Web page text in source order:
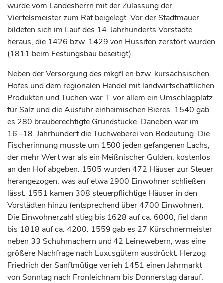
wurde vom Landesherrn mit der Zulassung der
Viertelsmeister zum Rat beigelegt. Vor der Stadtmauer
bildeten sich im Lauf des 14. Jahrhunderts Vorstädte
heraus, die 1426 bzw. 1429 von Hussiten zerstört wurden
(1811 beim Festungsbau beseitigt).
Neben der Versorgung des mkgfl.en bzw. kursächsischen
Hofes und dem regionalen Handel mit landwirtschaftlichen
Produkten und Tuchen war T. vor allem ein Umschlagplatz
für Salz und die Ausfuhr einheimischen Bieres. 1540 gab
es 280 brauberechtigte Grundstücke. Daneben war im
16.–18. Jahrhundertdie Tuchweberei von Bedeutung. Die
Fischerinnung musste um 1500 jeden gefangenen Lachs,
der mehr Wert war als ein Meißnischer Gulden, kostenlos
an den Hof abgeben. 1505 wurden 472 Häuser zur Steuer
herangezogen, was auf etwa 2900 Einwohner schließen
lässt. 1551 kamen 308 steuerpflichtige Häuser in den
Vorstädten hinzu (entsprechend über 4700 Einwohner).
Die Einwohnerzahl stieg bis 1628 auf ca. 6000, fiel dann
bis 1818 auf ca. 4200. 1559 gab es 27 Kürschnermeister
neben 33 Schuhmachern und 42 Leinewebern, was eine
größere Nachfrage nach Luxusgütern ausdrückt. Herzog
Friedrich der Sanftmütige verlieh 1451 einen Jahrmarkt
von Sonntag nach Fronleichnam bis Donnerstag darauf.